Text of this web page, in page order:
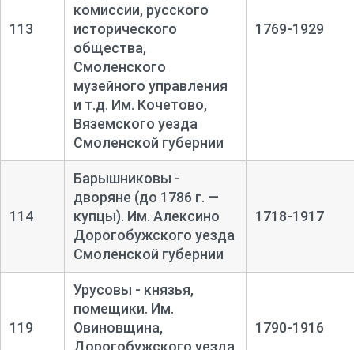
113
комиссии, русского
исторического
общества,
Смоленского
музейного управления
и т.д. Им. Кочетово,
Вяземского уезда
Смоленской губернии
1769-1929
114
Барышниковы -
дворяне (до 1786 г. —
купцы). Им. Алексино
Дорогобужского уезда
Смоленской губернии
1718-1917
119
Урусовы - князья,
помещики. Им.
Овиновщина,
Дорогобужского уезда
1790-1916